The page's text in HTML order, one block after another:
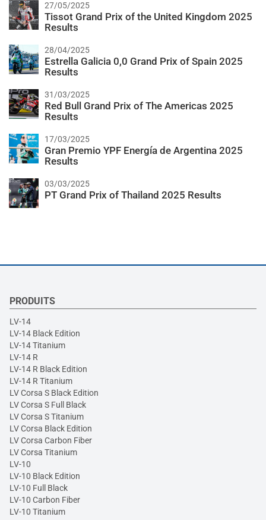
27/05/2025
Tissot Grand Prix of the United Kingdom 2025
Results
28/04/2025
Estrella Galicia 0,0 Grand Prix of Spain 2025
Results
31/03/2025
Red Bull Grand Prix of The Americas 2025
Results
17/03/2025
Gran Premio YPF Energía de Argentina 2025
Results
03/03/2025
PT Grand Prix of Thailand 2025 Results
PRODUITS
LV-14
LV-14 Black Edition
LV-14 Titanium
LV-14 R
LV-14 R Black Edition
LV-14 R Titanium
LV Corsa S Black Edition
LV Corsa S Full Black
LV Corsa S Titanium
LV Corsa Black Edition
LV Corsa Carbon Fiber
LV Corsa Titanium
LV-10
LV-10 Black Edition
LV-10 Full Black
LV-10 Carbon Fiber
LV-10 Titanium